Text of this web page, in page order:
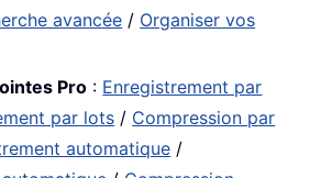
avancée / Organiser vos
Pro : Enregistrement par
par lots / Compression par
automatique /